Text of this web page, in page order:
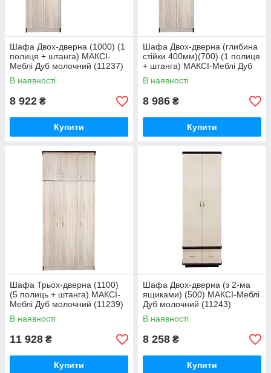
Шафа Двох-дверна (1000) (1
полиця + штанга) МАКСІ-
Меблі Дуб молочний (11237)
В наявності
8 922 ₴
Купити
Шафа Двох-дверна (глибина
стійки 400мм)(700) (1 полиця
+ штанга) МАКСІ-Меблі Дуб
молочний (11238)
В наявності
8 986 ₴
Купити
Шафа Трьох-дверна (1100)
(5 полиць + штанга) МАКСІ-
Меблі Дуб молочний (11239)
В наявності
11 928 ₴
Купити
Шафа Двох-дверна (з 2-ма
ящиками) (500) МАКСІ-Меблі
Дуб молочний (11243)
В наявності
8 258 ₴
Купити